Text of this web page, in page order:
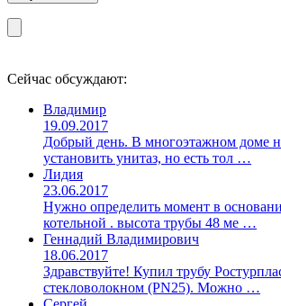
Сейчас обсуждают:
Владимир
19.09.2017
Добрый день. В многоэтажном доме
установить унитаз, но есть тол …
Лидия
23.06.2017
Нужно определить момент в
котельной . высота трубы 48 ме …
Геннадий Владимирович
18.06.2017
Здравствуйте! Купил трубу
стекловолокном (PN25). Можно …